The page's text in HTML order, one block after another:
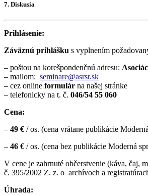
7. Diskusia
Prihlásenie:
Záväznú prihlášku s vyplnením
– poštou na korešpondenčnú adresu:
– mailom: seminare@asrsr.sk
– cez online formulár na našej stránke
– telefonicky na t. č. 046/54 55 060
Cena:
– 49 € / os. (cena vrátane publikácie
– 46 € / os. (cena bez publikácie Moderná
V cene je zahrnuté občerstvenie (káva, čaj,
č. 395/2002 Z. z. o archívoch a
Úhrada: